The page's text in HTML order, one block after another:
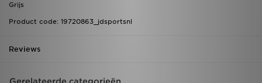
Grijs
Product code: 19720863_jdsportsnl
Reviews